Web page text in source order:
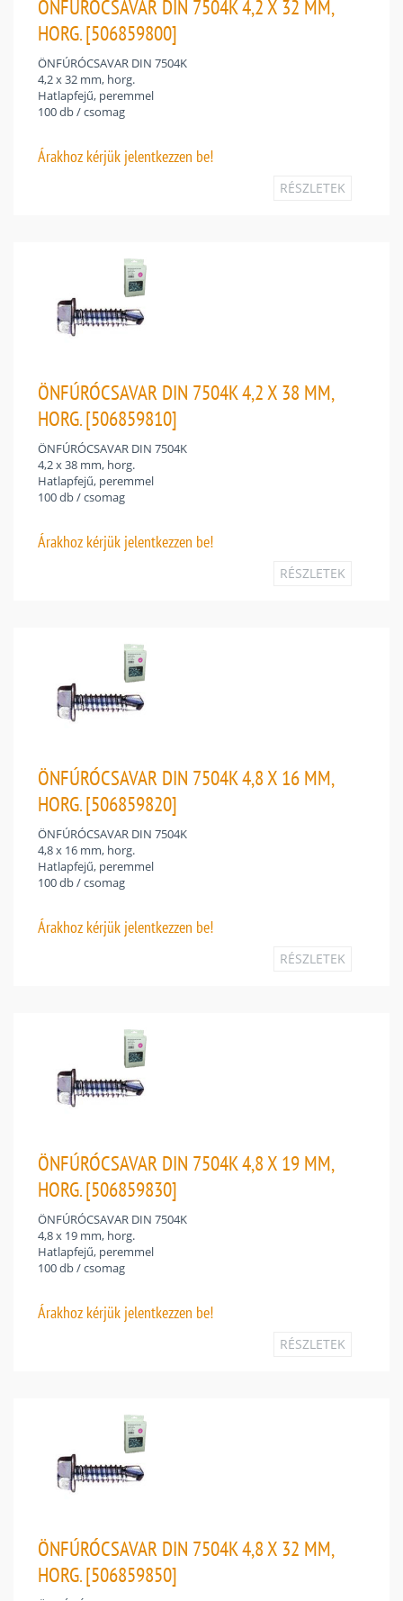
ÖNFÚRÓCSAVAR DIN 7504K 4,2 X 32 MM,
HORG. [506859800]
ÖNFÚRÓCSAVAR DIN 7504K
4,2 x 32 mm, horg.
Hatlapfejű, peremmel
100 db / csomag
Árakhoz kérjük jelentkezzen be!
RÉSZLETEK
ÖNFÚRÓCSAVAR DIN 7504K 4,2 X 38 MM,
HORG. [506859810]
ÖNFÚRÓCSAVAR DIN 7504K
4,2 x 38 mm, horg.
Hatlapfejű, peremmel
100 db / csomag
Árakhoz kérjük jelentkezzen be!
RÉSZLETEK
ÖNFÚRÓCSAVAR DIN 7504K 4,8 X 16 MM,
HORG. [506859820]
ÖNFÚRÓCSAVAR DIN 7504K
4,8 x 16 mm, horg.
Hatlapfejű, peremmel
100 db / csomag
Árakhoz kérjük jelentkezzen be!
RÉSZLETEK
ÖNFÚRÓCSAVAR DIN 7504K 4,8 X 19 MM,
HORG. [506859830]
ÖNFÚRÓCSAVAR DIN 7504K
4,8 x 19 mm, horg.
Hatlapfejű, peremmel
100 db / csomag
Árakhoz kérjük jelentkezzen be!
RÉSZLETEK
ÖNFÚRÓCSAVAR DIN 7504K 4,8 X 32 MM,
HORG. [506859850]